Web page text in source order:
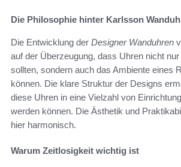
Die Philosophie hinter Karlsson
Die Entwicklung der Designer Wanduhren
auf der Überzeugung, dass Uhren nicht
sollten, sondern auch das Ambiente eines
können. Die klare Struktur der Designs
diese Uhren in eine Vielzahl von
werden können. Die Ästhetik und
hier harmonisch.
Warum Zeitlosigkeit wichtig ist